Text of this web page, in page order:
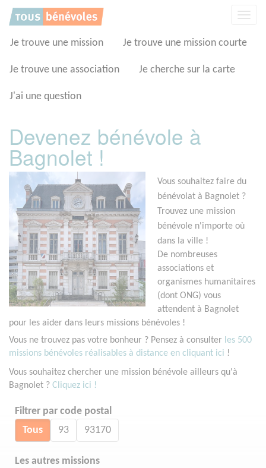
Je trouve une mission Je trouve une mission courte
Je trouve une association Je cherche sur la carte
J'ai une question
Devenez bénévole à
Bagnolet !
Vous souhaitez faire du
bénévolat à Bagnolet ?
Trouvez une mission
bénévole n'importe où
dans la ville !
De nombreuses
associations et
organismes humanitaires
(dont ONG) vous
attendent à Bagnolet
pour les aider dans leurs missions bénévoles !
Vous ne trouvez pas votre bonheur ? Pensez à consulter les 500
missions bénévoles réalisables à distance en cliquant ici !
Vous souhaitez chercher une mission bénévole ailleurs qu'à
Bagnolet ? Cliquez ici !
Filtrer par code postal
Tous 93 93170
Les autres missions
Panneau de gestion des cookies